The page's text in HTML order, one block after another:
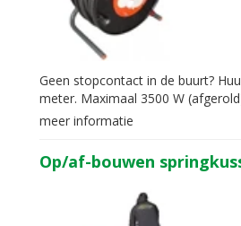
Geen stopcontact in de buurt?
meter. Maximaal 3500 W
meer informatie
Op/af-bouwen